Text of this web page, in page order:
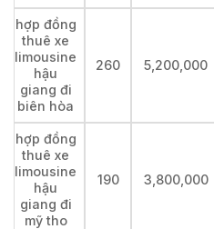
hợp đồng
thuê xe
limousine
hậu
giang đi
biên hòa
260 5,200,000
hợp đồng
thuê xe
limousine
hậu
giang đi
mỹ tho
190 3,800,000